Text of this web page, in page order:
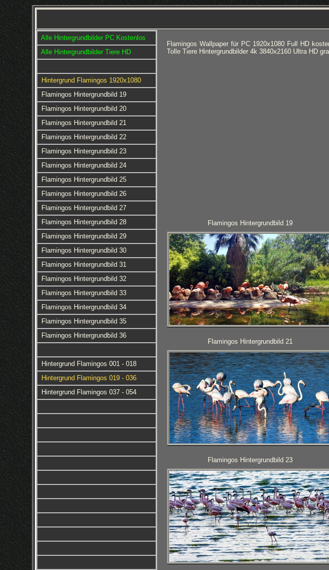
Alle Hintergrundbilder PC Kostenlos
Alle Hintergrundbilder Tiere HD
Hintergrund Flamingos 1920x1080
Flamingos Hintergrundbild 19
Flamingos Hintergrundbild 20
Flamingos Hintergrundbild 21
Flamingos Hintergrundbild 22
Flamingos Hintergrundbild 23
Flamingos Hintergrundbild 24
Flamingos Hintergrundbild 25
Flamingos Hintergrundbild 26
Flamingos Hintergrundbild 27
Flamingos Hintergrundbild 28
Flamingos Hintergrundbild 29
Flamingos Hintergrundbild 30
Flamingos Hintergrundbild 31
Flamingos Hintergrundbild 32
Flamingos Hintergrundbild 33
Flamingos Hintergrundbild 34
Flamingos Hintergrundbild 35
Flamingos Hintergrundbild 36
Hintergrund Flamingos 001 - 018
Hintergrund Flamingos 019 - 036
Hintergrund Flamingos 037 - 054
Flamingos Wallpaper für PC 1920x1080 Full HD
Tolle Tiere Hintergrundbilder 4k 3840x2160 Ultra HD
Flamingos Hintergrundbild 19
Flamingos Hintergrundbild 21
Flamingos Hintergrundbild 23